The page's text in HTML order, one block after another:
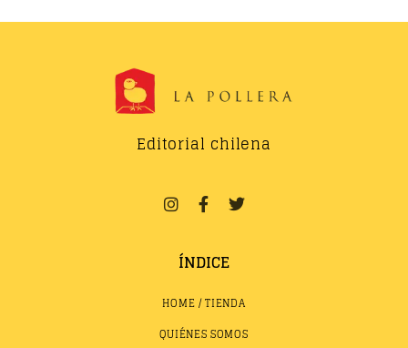
Editorial chilena
ÍNDICE
HOME / TIENDA
QUIÉNES SOMOS